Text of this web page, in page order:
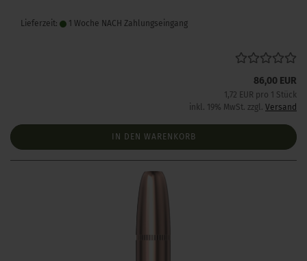
Lieferzeit: 1 Woche NACH Zahlungseingang
86,00 EUR
1,72 EUR pro 1 Stück
inkl. 19% MwSt. zzgl. Versand
IN DEN WARENKORB